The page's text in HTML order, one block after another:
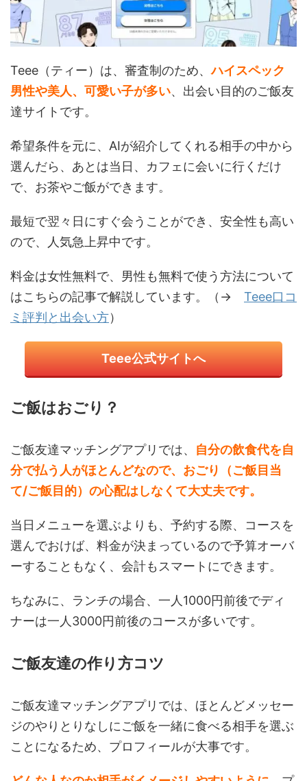
Teee（ティー）は、審査制のため、ハイスペック
男性や美人、可愛い子が多い、出会い目的のご飯友
達サイトです。
希望条件を元に、AIが紹介してくれる相手の中から
選んだら、あとは当日、カフェに会いに行くだけ
で、お茶やご飯ができます。
最短で翌々日にすぐ会うことができ、安全性も高い
ので、人気急上昇中です。
料金は女性無料で、男性も無料で使う方法について
はこちらの記事で解説しています。（→ Teee口コ
ミ評判と出会い方）
Teee公式サイトへ
ご飯はおごり？
ご飯友達マッチングアプリでは、 自分の飲食代を自
分で払う人がほとんどなので、おごり（ご飯目当
て/ご飯目的）の心配はしなくて大丈夫です。
当日メニューを選ぶよりも、予約する際、コースを
選んでおけば、料金が決まっているので予算オーバ
ーすることもなく、会計もスマートにできます。
ちなみに、ランチの場合、一人1000円前後でディ
ナーは一人3000円前後のコースが多いです。
ご飯友達の作り方コツ
ご飯友達マッチングアプリでは、ほとんどメッセー
ジのやりとりなしにご飯を一緒に食べる相手を選ぶ
ことになるため、プロフィールが大事です。